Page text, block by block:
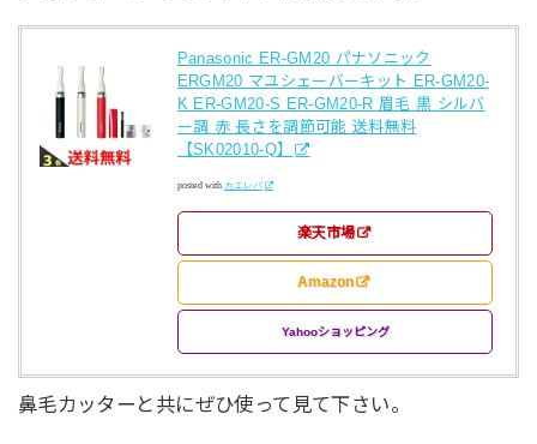
Panasonic ER-GM20 パナソニック
ERGM20 マユシェーバーキット ER-GM20-
K ER-GM20-S ER-GM20-R 眉毛 黒 シルバ
ー調 赤 長さを調節可能 送料無料
【SK02010-Q】
posted with カエレバ
楽天市場
Amazon
Yahooショッピング
鼻毛カッターと共にぜひ使って見て下さい。